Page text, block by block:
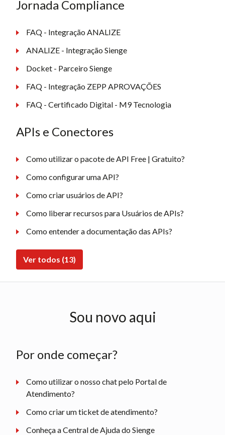
Jornada Compliance
FAQ - Integração ANALIZE
ANALIZE - Integração Sienge
Docket - Parceiro Sienge
FAQ - Integração ZEPP APROVAÇÕES
FAQ - Certificado Digital - M9 Tecnologia
APIs e Conectores
Como utilizar o pacote de API Free | Gratuito?
Como configurar uma API?
Como criar usuários de API?
Como liberar recursos para Usuários de APIs?
Como entender a documentação das APIs?
Ver todos (13)
Sou novo aqui
Por onde começar?
Como utilizar o nosso chat pelo Portal de
Atendimento?
Como criar um ticket de atendimento?
Conheça a Central de Ajuda do Sienge